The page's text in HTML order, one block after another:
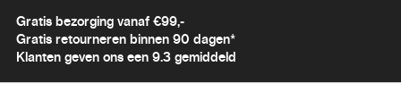
Gratis bezorging vanaf €99,-
Gratis retourneren binnen 90 dagen*
Klanten geven ons een 9.3 gemiddeld